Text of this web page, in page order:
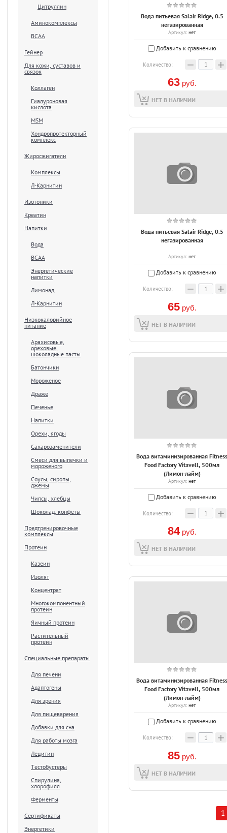
Цитруллин
Аминокомплексы
ВСАА
Гейнер
Для кожи, суставов и
связок
Коллаген
Гиалуроновая
кислота
MSM
Хондропротекторный
комплекс
Жиросжигатели
Комплексы
Л-Карнитин
Изотоники
Креатин
Напитки
Вода
ВСАА
Энергетические
напитки
Лимонад
Л-Карнитин
Низкокалорийное
питание
Арахисовые,
ореховые,
шоколадные пасты
Батончики
Мороженое
Драже
Печенье
Напитки
Орехи, ягоды
Сахарозаменители
Смеси для выпечки и
мороженого
Соусы, сиропы,
джемы
Чипсы, хлебцы
Шоколад, конфеты
Предтренировочные
комплексы
Протеин
Казеин
Изолят
Концентрат
Многокомпонентный
протеин
Яичный протеин
Растительный
протеин
Специальные препараты
Для печени
Адаптогены
Для зрения
Для пищеварения
Добавки для сна
Для работы мозга
Лецитин
Тестобустеры
Спирулина,
хлорофилл
Ферменты
Сертификаты
Энергетики
Вода питьевая Salair Ridge, 0.5
негазированная
Артикул: нет
Добавить к сравнению
Количество: − +
63руб.
НЕТ В НАЛИЧИИ
Вода питьевая Salair Ridge, 0.5
негазированная
Артикул: нет
Добавить к сравнению
Количество: − +
65руб.
НЕТ В НАЛИЧИИ
Вода витаминизированная Fitness
Food Factory Vitavell, 500мл
(Лимон-лайм)
Артикул: нет
Добавить к сравнению
Количество: − +
84руб.
НЕТ В НАЛИЧИИ
Вода витаминизированная Fitness
Food Factory Vitavell, 500мл
(Лимон-лайм)
Артикул: нет
Добавить к сравнению
Количество: − +
85руб.
НЕТ В НАЛИЧИИ
1